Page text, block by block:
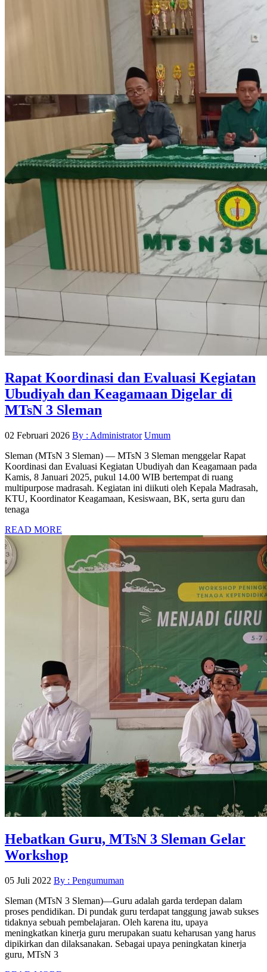
Rapat Koordinasi dan Evaluasi Kegiatan
Ubudiyah dan Keagamaan Digelar di
MTsN 3 Sleman
02 Februari 2026 By : Administrator Umum
Sleman (MTsN 3 Sleman) — MTsN 3 Sleman menggelar Rapat
Koordinasi dan Evaluasi Kegiatan Ubudiyah dan Keagamaan pada
Kamis, 8 Januari 2025, pukul 14.00 WIB bertempat di ruang
multipurpose madrasah. Kegiatan ini diikuti oleh Kepala Madrasah,
KTU, Koordinator Keagamaan, Kesiswaan, BK, serta guru dan
tenaga
READ MORE
Hebatkan Guru, MTsN 3 Sleman Gelar
Workshop
05 Juli 2022 By : Pengumuman
Sleman (MTsN 3 Sleman)—Guru adalah garda terdepan dalam
proses pendidikan. Di pundak guru terdapat tanggung jawab sukses
tidaknya sebuah pembelajaran. Oleh karena itu, upaya
meningkatkan kinerja guru merupakan suatu keharusan yang harus
dipikirkan dan dilaksanakan. Sebagai upaya peningkatan kinerja
guru, MTsN 3